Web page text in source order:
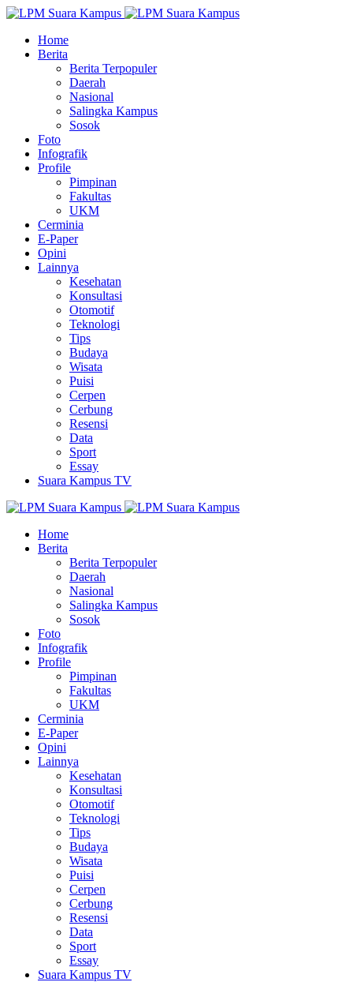
Home
Berita
Berita Terpopuler
Daerah
Nasional
Salingka Kampus
Sosok
Foto
Infografik
Profile
Pimpinan
Fakultas
UKM
Cerminia
E-Paper
Opini
Lainnya
Kesehatan
Konsultasi
Otomotif
Teknologi
Tips
Budaya
Wisata
Puisi
Cerpen
Cerbung
Resensi
Data
Sport
Essay
Suara Kampus TV
Home
Berita
Berita Terpopuler
Daerah
Nasional
Salingka Kampus
Sosok
Foto
Infografik
Profile
Pimpinan
Fakultas
UKM
Cerminia
E-Paper
Opini
Lainnya
Kesehatan
Konsultasi
Otomotif
Teknologi
Tips
Budaya
Wisata
Puisi
Cerpen
Cerbung
Resensi
Data
Sport
Essay
Suara Kampus TV